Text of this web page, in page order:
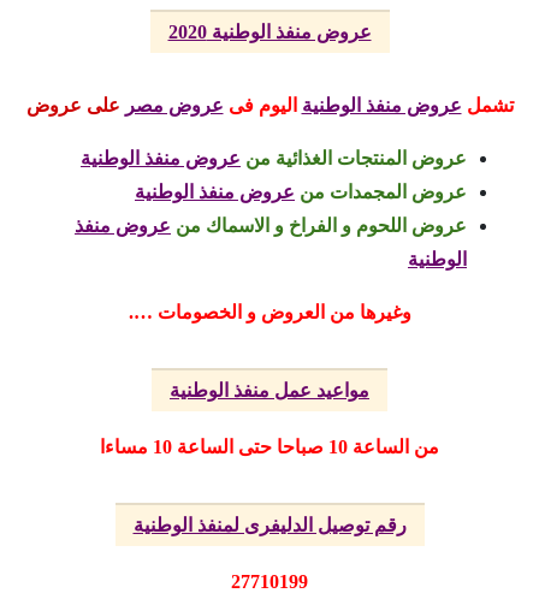
عروض منفذ الوطنية 2020
تشمل عروض منفذ الوطنية اليومفى عروض مصر على عروض
عروض المنتجات الغذائية من عروض منفذ الوطنية
عروض المجمدات من عروض منفذ الوطنية
عروض اللحوم و الفراخ و الاسماك من عروض منفذ
الوطنية
وغيرها من العروض و الخصومات ….
مواعيد عمل منفذ الوطنية
من الساعة 10 صباحا حتى الساعة 10 مساءا
رقم توصيل الدليفرى لمنفذ الوطنية
27710199